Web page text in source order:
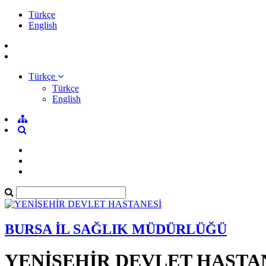
Türkçe
English
Türkçe
Türkçe
English
BURSA İL SAĞLIK MÜDÜRLÜĞÜ
YENİŞEHİR DEVLET